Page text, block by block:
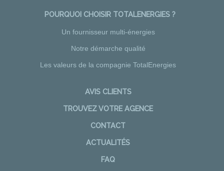
POURQUOI CHOISIR TOTALENERGIES ?
Un fournisseur multi-énergies
Notre démarche qualité
Les valeurs de la compagnie TotalEnergies
AVIS CLIENTS
TROUVEZ VOTRE AGENCE
CONTACT
ACTUALITÉS
FAQ